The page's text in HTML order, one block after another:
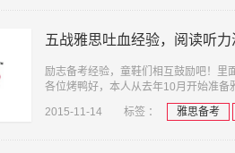
五战雅思吐血经验，阅读听力
励志备考经验，童鞋们相互鼓励吧！里
各位烤鸭好，本人从去年10月开始准
2015-11-14
标签 ： 雅思备考